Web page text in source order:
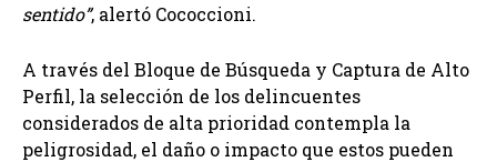
sentido”, alertó Cococcioni.
A través del Bloque de Búsqueda y Captura de Alto
Perfil, la selección de los delincuentes
considerados de alta prioridad contempla la
peligrosidad, el daño o impacto que estos pueden